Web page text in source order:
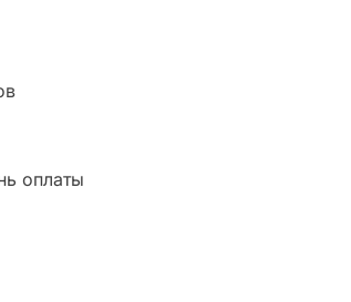
оплаты